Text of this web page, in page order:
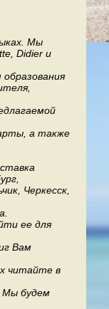
Мы
Didier и
а также
Черкесск,
ее для
Вам
читайте в
Мы будем